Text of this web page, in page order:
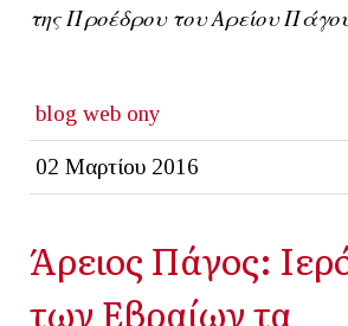
της Προέδρου του Αρείου
blog web ony
02 Μαρτίου 2016
Άρειος Πάγος:
των Εβραίων τα